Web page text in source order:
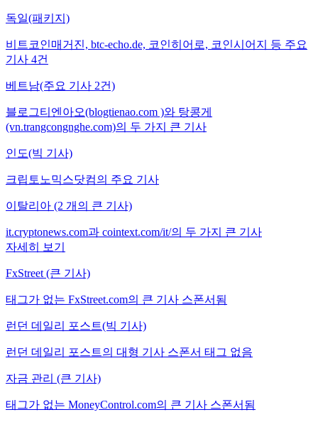
독일(패키지)
비트코인매거진, btc-echo.de, 코인히어로, 코인시어지 등 주요
기사 4건
베트남(주요 기사 2건)
블로그티엔아오(blogtienao.com )와 탕콩게
(vn.trangcongnghe.com)의 두 가지 큰 기사
인도(빅 기사)
크립토노믹스닷컴의 주요 기사
이탈리아 (2 개의 큰 기사)
it.cryptonews.com과 cointext.com/it/의 두 가지 큰 기사
자세히 보기
FxStreet (큰 기사)
태그가 없는 FxStreet.com의 큰 기사 스폰서됨
런던 데일리 포스트(빅 기사)
런던 데일리 포스트의 대형 기사 스폰서 태그 없음
자금 관리 (큰 기사)
태그가 없는 MoneyControl.com의 큰 기사 스폰서됨